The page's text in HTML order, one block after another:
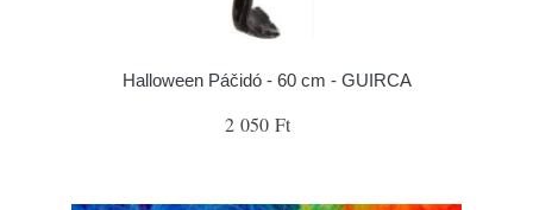
Halloween Páčidó - 60 cm - GUIRCA
2 050 Ft